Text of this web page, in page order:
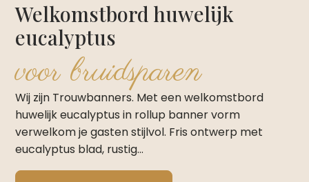
Welkomstbord huwelijk
eucalyptus
voor bruidsparen
Wij zijn Trouwbanners. Met een welkomstbord
huwelijk eucalyptus in rollup banner vorm
verwelkom je gasten stijlvol. Fris ontwerp met
eucalyptus blad, rustig…